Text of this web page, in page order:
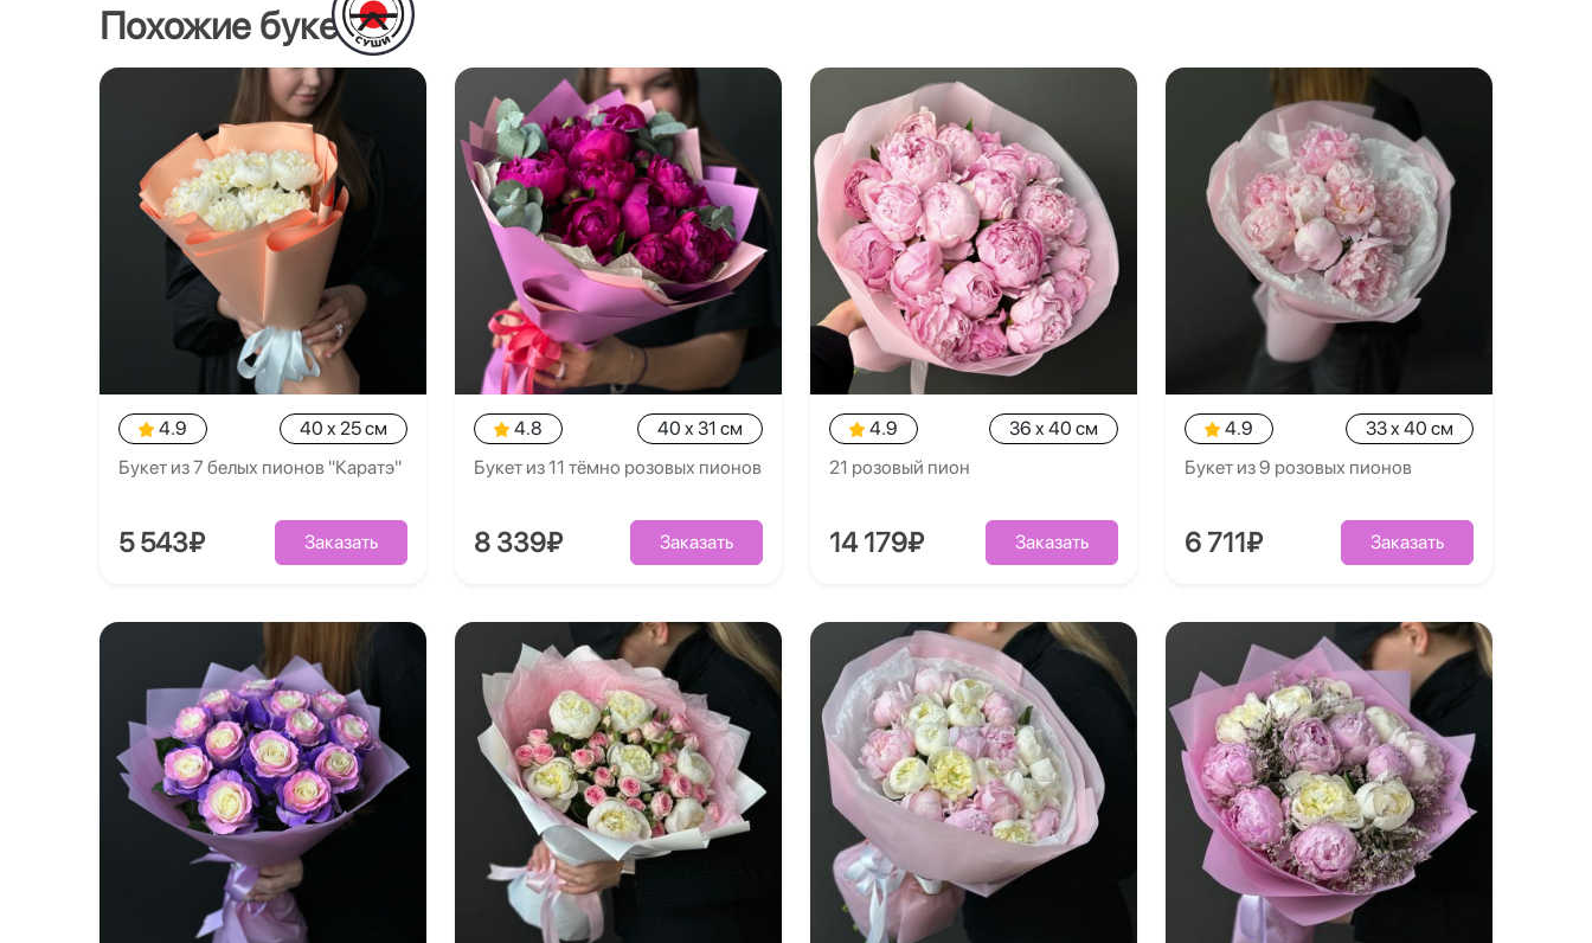
Похожие букеты
4.9
40 x 25 см
Букет из 7 белых пионов "Каратэ"
5 543₽ Заказать
4.8
40 x 31 см
Букет из 11 тёмно розовых пионов
8 339₽ Заказать
4.9
36 x 40 см
21 розовый пион
14 179₽ Заказать
4.9
33 x 40 см
Букет из 9 розовых пионов
6 711₽ Заказать